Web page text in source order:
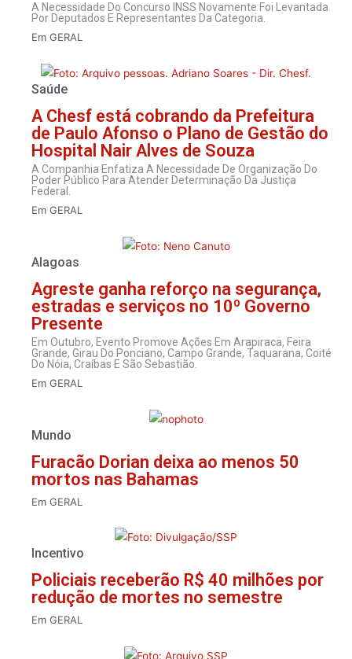
A Necessidade Do Concurso INSS Novamente Foi Levantada
Por Deputados E Representantes Da Categoria.
Em GERAL
Saúde
A Chesf está cobrando da Prefeitura
de Paulo Afonso o Plano de Gestão do
Hospital Nair Alves de Souza
A Companhia Enfatiza A Necessidade De Organização Do
Poder Público Para Atender Determinação Da Justiça
Federal.
Em GERAL
Alagoas
Agreste ganha reforço na segurança,
estradas e serviços no 10º Governo
Presente
Em Outubro, Evento Promove Ações Em Arapiraca, Feira
Grande, Girau Do Ponciano, Campo Grande, Taquarana, Coité
Do Nóia, Craíbas E São Sebastião.
Em GERAL
Mundo
Furacão Dorian deixa ao menos 50
mortos nas Bahamas
Em GERAL
Incentivo
Policiais receberão R$ 40 milhões por
redução de mortes no semestre
Em GERAL